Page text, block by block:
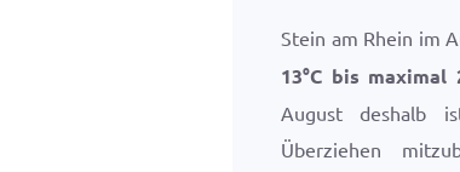
Stein am Rhein im
13°C bis maximal
August deshalb
Überziehen